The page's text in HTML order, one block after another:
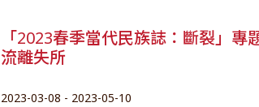
「2023春季當代民族誌：斷裂」
流離失所
2023-03-08 - 2023-05-10